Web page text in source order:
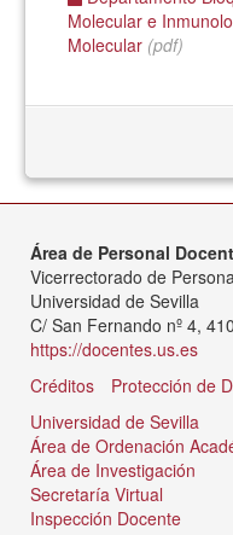
Molecular e
Molecular (pdf)
Área de Personal
Vicerrectorado de
Universidad de Sevilla
C/ San Fernando nº 4,
https://docentes.us.es
Créditos
Protección de
Universidad de Sevilla
Área de Ordenación
Área de Investigación
Secretaría Virtual
Inspección Docente